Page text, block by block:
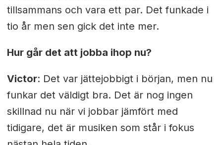
tillsammans och vara ett par. Det funkade i
tio år men sen gick det inte mer.
Hur går det att jobba ihop nu?
Victor: Det var jättejobbigt i början, men nu
funkar det väldigt bra. Det är nog ingen
skillnad nu när vi jobbar jämfört med
tidigare, det är musiken som står i fokus